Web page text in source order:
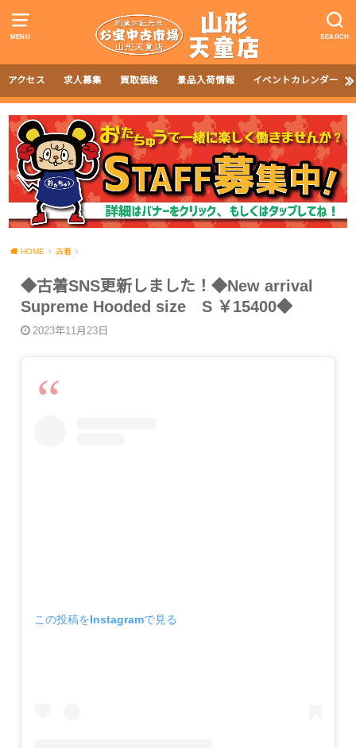
MENU SEARCH
アクセス 求人募集 買取価格 景品入荷情報 イベントカレンダー
HOME 古着
◆古着SNS更新しました！◆New arrival
Supreme Hooded size S ￥15400◆
2023年11月23日
この投稿をInstagramで見る